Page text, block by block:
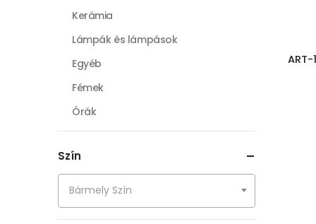
Kerámia
Lámpák és lámpások
Egyéb
Fémek
Órák
Porcelán
Műnövények
Tükrök
Casa roma kollekció
Szín
Bármely Szín